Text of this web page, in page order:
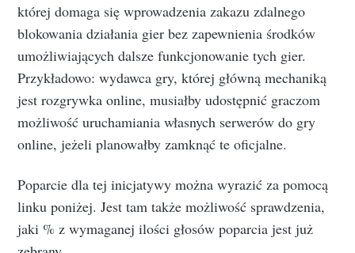
której domaga się wprowadzenia zakazu zdalnego
blokowania działania gier bez zapewnienia środków
umożliwiających dalsze funkcjonowanie tych gier.
Przykładowo: wydawca gry, której główną mechaniką
jest rozgrywka online, musiałby udostępnić graczom
możliwość uruchamiania własnych serwerów do gry
online, jeżeli planowałby zamknąć te oficjalne.
Poparcie dla tej inicjatywy można wyrazić za pomocą
linku poniżej. Jest tam także możliwość sprawdzenia,
jaki % z wymaganej ilości głosów poparcia jest już